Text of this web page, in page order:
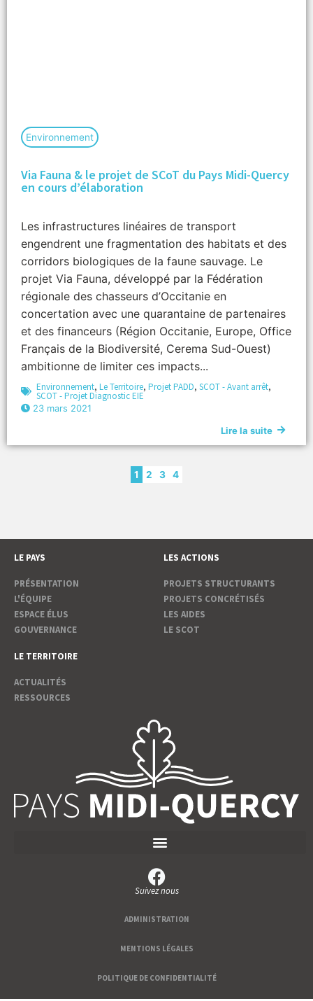
Environnement
Via Fauna & le projet de SCoT du Pays Midi-Quercy
en cours d’élaboration
Les infrastructures linéaires de transport
engendrent une fragmentation des habitats et des
corridors biologiques de la faune sauvage. Le
projet Via Fauna, développé par la Fédération
régionale des chasseurs d’Occitanie en
concertation avec une quarantaine de partenaires
et des financeurs (Région Occitanie, Europe, Office
Français de la Biodiversité, Cerema Sud-Ouest)
ambitionne de limiter ces impacts...
Environnement, Le Territoire, Projet PADD, SCOT - Avant arrêt,
SCOT - Projet Diagnostic EIE
23 mars 2021
Lire la suite
1 2 3 4
LE PAYS
PRÉSENTATION
L'ÉQUIPE
ESPACE ÉLUS
GOUVERNANCE
LES ACTIONS
PROJETS STRUCTURANTS
PROJETS CONCRÉTISÉS
LES AIDES
LE SCOT
LE TERRITOIRE
ACTUALITÉS
RESSOURCES
Suivez nous
ADMINISTRATION
MENTIONS LÉGALES
POLITIQUE DE CONFIDENTIALITÉ